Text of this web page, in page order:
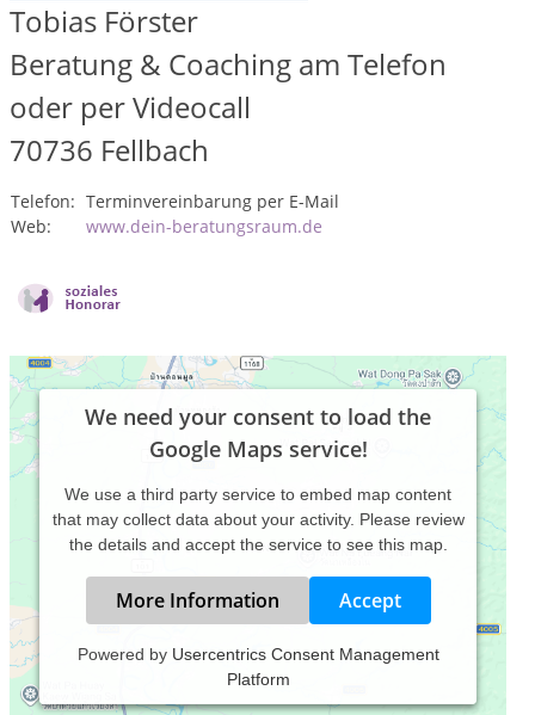
Tobias Förster
Beratung & Coaching am Telefon
oder per Videocall
70736 Fellbach
Telefon: Terminvereinbarung per E-Mail
Web:
www.dein-beratungsraum.de
We need your consent to load the
Google Maps service!
We use a third party service to embed map content
that may collect data about your activity. Please review
the details and accept the service to see this map.
More Information Accept
Powered by Usercentrics Consent Management
Platform
Gemeinsam Augenhöhe beraten